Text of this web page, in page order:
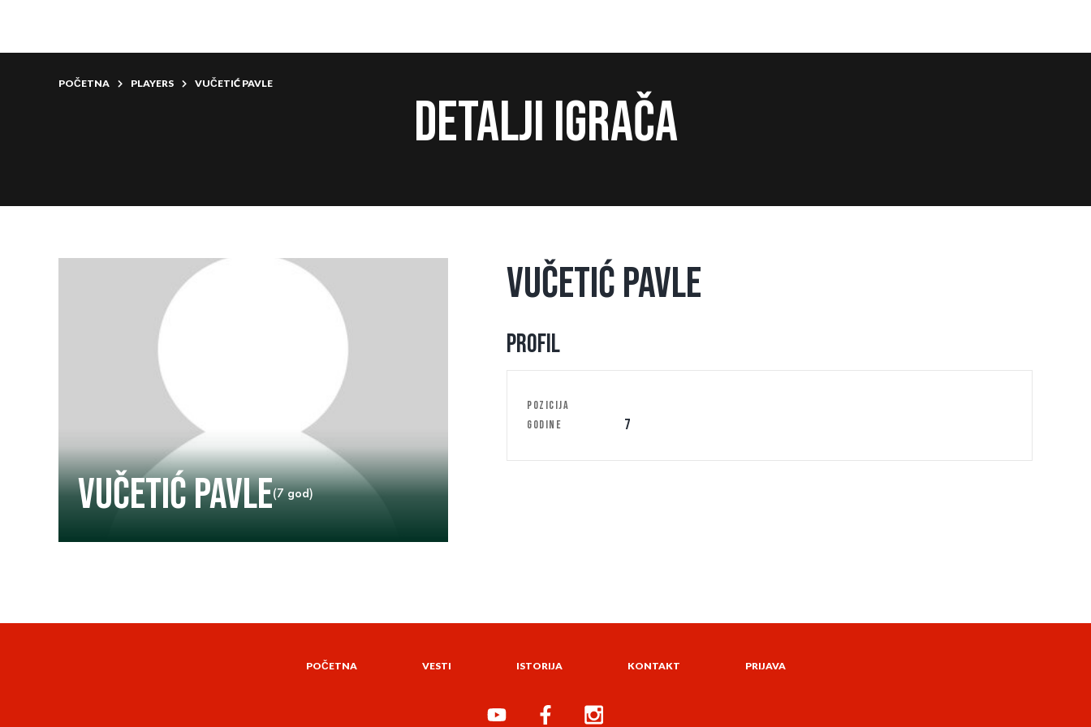
POČETNA PLAYERS VUČETIĆ PAVLE
Detalji igrača
Vučetić Pavle(7 god)
Vučetić Pavle
Profil
POZICIJA
GODINE
7
POČETNA VESTI ISTORIJA KONTAKT PRIJAVA